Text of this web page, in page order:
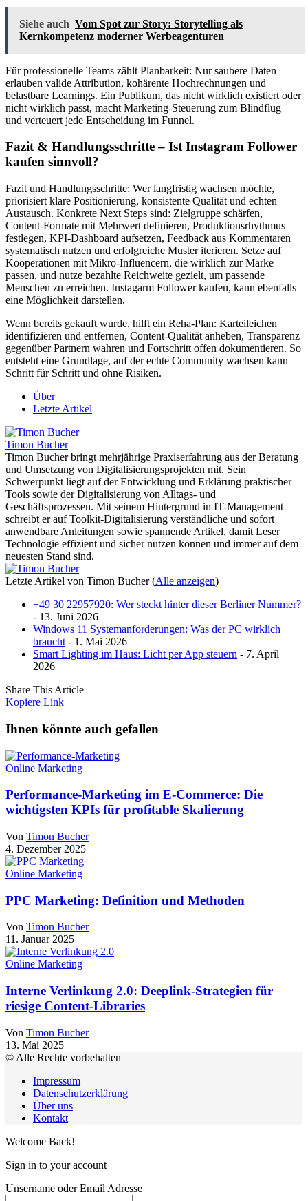
Siehe auch Vom Spot zur Story: Storytelling als
Kernkompetenz moderner Werbeagenturen
Für professionelle Teams zählt Planbarkeit: Nur saubere Daten
erlauben valide Attribution, kohärente Hochrechnungen und
belastbare Learnings. Ein Publikum, das nicht wirklich existiert oder
nicht wirklich passt, macht Marketing-Steuerung zum Blindflug –
und verteuert jede Entscheidung im Funnel.
Fazit & Handlungsschritte – Ist Instagram Follower
kaufen sinnvoll?
Fazit und Handlungsschritte: Wer langfristig wachsen möchte,
priorisiert klare Positionierung, konsistente Qualität und echten
Austausch. Konkrete Next Steps sind: Zielgruppe schärfen,
Content-Formate mit Mehrwert definieren, Produktionsrhythmus
festlegen, KPI-Dashboard aufsetzen, Feedback aus Kommentaren
systematisch nutzen und erfolgreiche Muster iterieren. Setze auf
Kooperationen mit Mikro-Influencern, die wirklich zur Marke
passen, und nutze bezahlte Reichweite gezielt, um passende
Menschen zu erreichen. Instagarm Follower kaufen, kann ebenfalls
eine Möglichkeit darstellen.
Wenn bereits gekauft wurde, hilft ein Reha-Plan: Karteileichen
identifizieren und entfernen, Content-Qualität anheben, Transparenz
gegenüber Partnern wahren und Fortschritt offen dokumentieren. So
entsteht eine Grundlage, auf der echte Community wachsen kann –
Schritt für Schritt und ohne Risiken.
Über
Letzte Artikel
Timon Bucher
Timon Bucher bringt mehrjährige Praxiserfahrung aus der Beratung
und Umsetzung von Digitalisierungsprojekten mit. Sein
Schwerpunkt liegt auf der Entwicklung und Erklärung praktischer
Tools sowie der Digitalisierung von Alltags- und
Geschäftsprozessen. Mit seinem Hintergrund in IT-Management
schreibt er auf Toolkit-Digitalisierung verständliche und sofort
anwendbare Anleitungen sowie spannende Artikel, damit Leser
Technologie effizient und sicher nutzen können und immer auf dem
neuesten Stand sind.
Letzte Artikel von Timon Bucher(Alle anzeigen)
+49 30 22957920: Wer steckt hinter dieser Berliner Nummer?
- 13. Juni 2026
Windows 11 Systemanforderungen: Was der PC wirklich
braucht - 1. Mai 2026
Smart Lighting im Haus: Licht per App steuern - 7. April
2026
Share This Article
Kopiere Link
Ihnen könnte auch gefallen
Online Marketing
Performance-Marketing im E-Commerce: Die
wichtigsten KPIs für profitable Skalierung
Von Timon Bucher
4. Dezember 2025
Online Marketing
PPC Marketing: Definition und Methoden
Von Timon Bucher
11. Januar 2025
Online Marketing
Interne Verlinkung 2.0: Deeplink-Strategien für
riesige Content-Libraries
Von Timon Bucher
13. Mai 2025
© Alle Rechte vorbehalten
Impressum
Datenschutzerklärung
Über uns
Kontakt
Welcome Back!
Sign in to your account
Unsername oder Email Adresse